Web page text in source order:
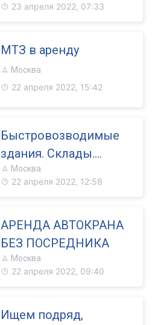
23 апреля 2022, 07:33
МТЗ в аренду
Москва
22 апреля 2022, 15:42
Быстровозводимые
здания. Склады.
Ангары
Москва
22 апреля 2022, 12:58
АРЕНДА АВТОКРАНА
БЕЗ ПОСРЕДНИКА
Москва
22 апреля 2022, 09:40
Ищем подряд,